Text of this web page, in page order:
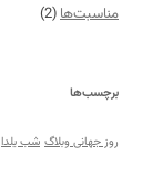
مناسبت‌ها(2)
برچسب‌ها
روز جهانی وبلاگ شب یلدا